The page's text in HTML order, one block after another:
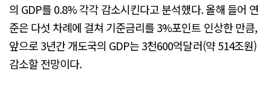
의 GDP를 0.8% 각각 감소시킨다고 분석했다. 올해 들어 연
준은 다섯 차례에 걸쳐 기준금리를 3%포인트 인상한 만큼,
앞으로 3년간 개도국의 GDP는 3천600억달러(약 514조원)
감소할 전망이다.